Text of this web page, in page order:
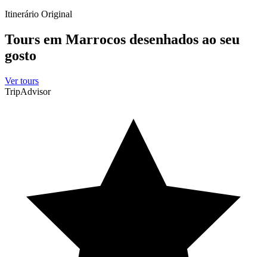
Itinerário Original
Tours em Marrocos desenhados ao seu
gosto
Ver tours
TripAdvisor